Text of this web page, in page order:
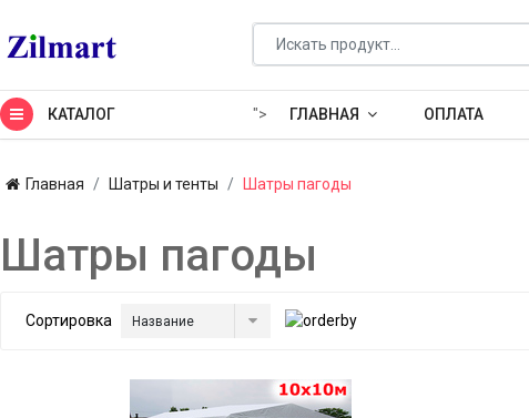
КАТАЛОГ "> ГЛАВНАЯ ОПЛАТА
Главная Шатры и тенты Шатры пагоды
Шатры пагоды
Сортировка